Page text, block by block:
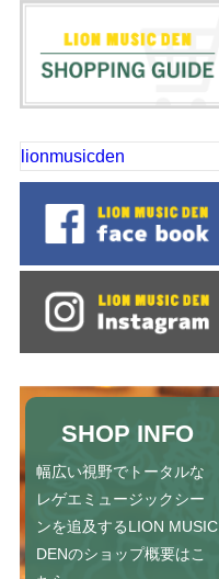
lionmusicden
SHOP INFO
幅広い視野でトータルな
レゲエミュージックシー
ンを追及するLION MUSIC
DENのショップ概要はこ